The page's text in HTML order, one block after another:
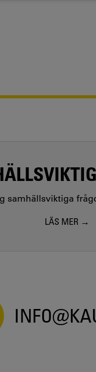
samhällsviktiga
LÄS MER